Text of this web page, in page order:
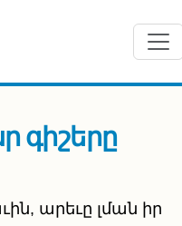
գիշերը
արեւը լման իր